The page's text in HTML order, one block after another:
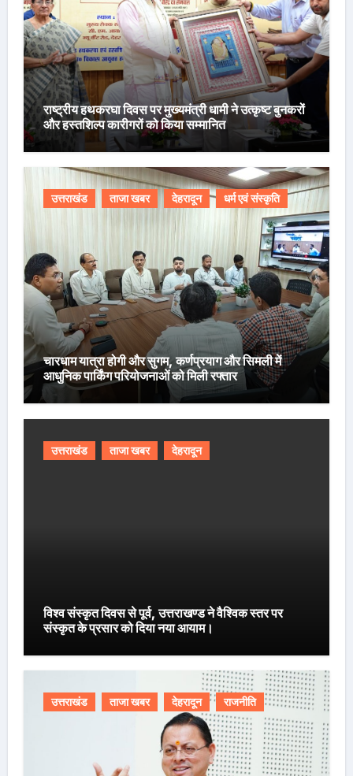
राष्ट्रीय हथकरघा दिवस पर मुख्यमंत्री धामी ने उत्कृष्ट बुनकरों
और हस्तशिल्प कारीगरों को किया सम्मानित
उत्तराखंड ताजा खबर देहरादून धर्म एवं संस्कृति
चारधाम यात्रा होगी और सुगम, कर्णप्रयाग और सिमली में
आधुनिक पार्किंग परियोजनाओं को मिली रफ्तार
उत्तराखंड ताजा खबर देहरादून
विश्व संस्कृत दिवस से पूर्व, उत्तराखण्ड ने वैश्विक स्तर पर
संस्कृत के प्रसार को दिया नया आयाम।
उत्तराखंड ताजा खबर देहरादून राजनीति